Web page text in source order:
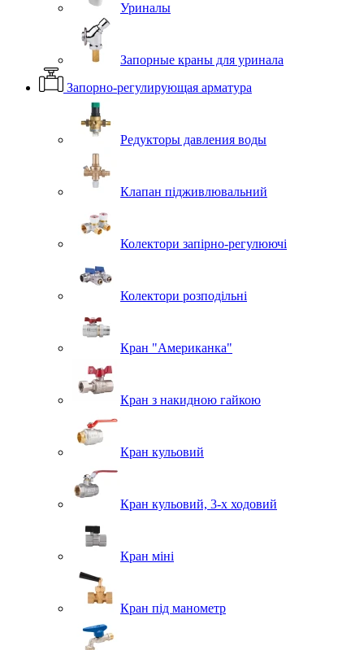
Уриналы
Запорные краны для уринала
Запорно-регулирующая арматура
Редукторы давления воды
Клапан підживлювальний
Колектори запірно-регулюючі
Колектори розподільні
Кран "Американка"
Кран з накидною гайкою
Кран кульовий
Кран кульовий, 3-х ходовий
Кран міні
Кран під манометр